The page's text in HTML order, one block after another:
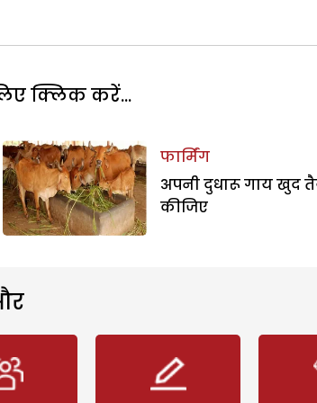
क्लिक करें...
फार्मिंग
अपनी दुधारू गाय खुद
कीजिए